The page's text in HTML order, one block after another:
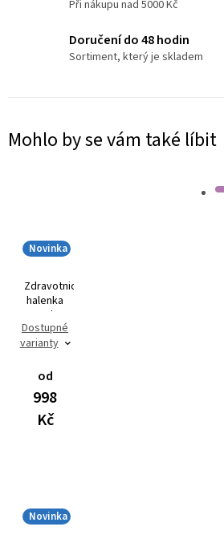
Při nákupu nad 5000 Kč
Doručení do 48 hodin
Sortiment, který je skladem
Mohlo by se vám také líbit
Novinka
Zdravotnická
halenka
MIA Flex
3102
Dostupné
varianty
od
998
Kč
Novinka